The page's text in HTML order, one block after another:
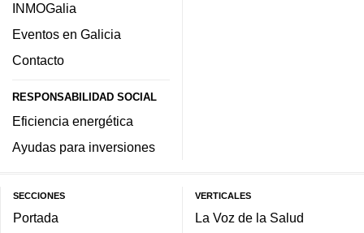
INMOGalia
Eventos en Galicia
Contacto
RESPONSABILIDAD SOCIAL
Eficiencia energética
Ayudas para inversiones
SECCIONES
Portada
VERTICALES
La Voz de la Salud